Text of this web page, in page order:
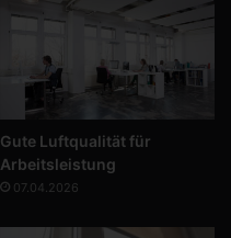
Gute Luftqualität für
Arbeitsleistung
07.04.2026